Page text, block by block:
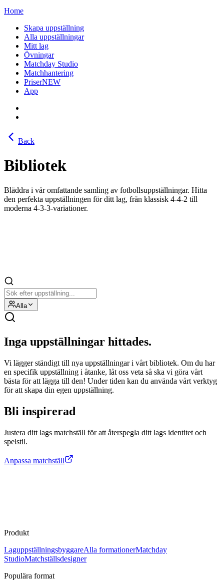
Home
Skapa uppställning
Alla uppställningar
Mitt lag
Övningar
Matchday Studio
Matchhantering
PriserNEW
App
Back
Bibliotek
Bläddra i vår omfattande samling av fotbollsuppställningar. Hitta
den perfekta uppställningen för ditt lag, från klassisk 4-4-2 till
moderna 4-3-3-variationer.
Alla
Inga uppställningar hittades.
Vi lägger ständigt till nya uppställningar i vårt bibliotek. Om du har
en specifik uppställning i åtanke, låt oss veta så ska vi göra vårt
bästa för att lägga till den! Under tiden kan du använda vårt verktyg
för att skapa din egen uppställning.
Bli inspirerad
Justera ditt lags matchställ för att återspegla ditt lags identitet och
spelstil.
Anpassa matchställ
Produkt
LaguppställningsbyggareAlla formationerMatchday
StudioMatchställsdesigner
Populära format